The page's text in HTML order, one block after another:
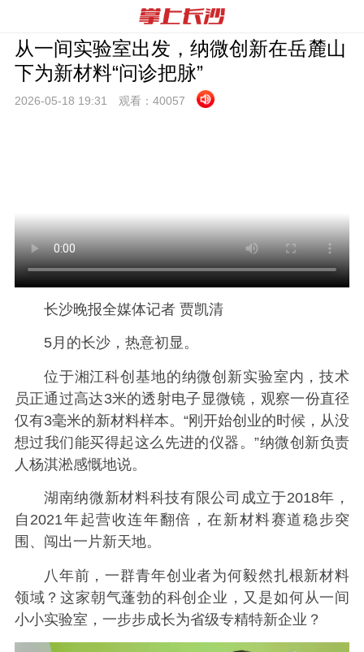
从一间实验室出发，纳微创新在岳麓山
下为新材料“问诊把脉”
2026-05-18 19:31 观看： 40057
长沙晚报全媒体记者 贾凯清
5月的长沙，热意初显。
位于湘江科创基地的纳微创新实验室内，技术
员正通过高达3米的透射电子显微镜，观察一份直径
仅有3毫米的新材料样本。“刚开始创业的时候，从没
想过我们能买得起这么先进的仪器。”纳微创新负责
人杨淇淞感慨地说。
湖南纳微新材料科技有限公司成立于2018年，
自2021年起营收连年翻倍，在新材料赛道稳步突
围、闯出一片新天地。
八年前，一群青年创业者为何毅然扎根新材料
领域？这家朝气蓬勃的科创企业，又是如何从一间
小小实验室，一步步成长为省级专精特新企业？